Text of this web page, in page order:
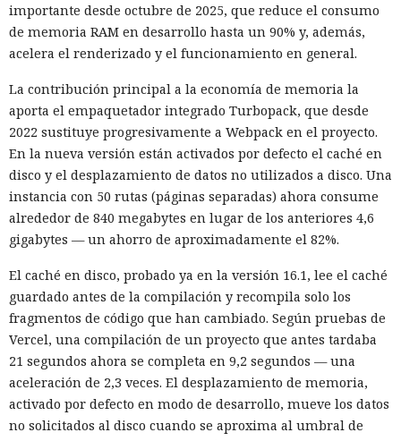
importante desde octubre de 2025, que reduce el consumo
de memoria RAM en desarrollo hasta un 90% y, además,
acelera el renderizado y el funcionamiento en general.
La contribución principal a la economía de memoria la
aporta el empaquetador integrado Turbopack, que desde
2022 sustituye progresivamente a Webpack en el proyecto.
En la nueva versión están activados por defecto el caché en
disco y el desplazamiento de datos no utilizados a disco. Una
instancia con 50 rutas (páginas separadas) ahora consume
alrededor de 840 megabytes en lugar de los anteriores 4,6
gigabytes — un ahorro de aproximadamente el 82%.
El caché en disco, probado ya en la versión 16.1, lee el caché
guardado antes de la compilación y recompila solo los
fragmentos de código que han cambiado. Según pruebas de
Vercel, una compilación de un proyecto que antes tardaba
21 segundos ahora se completa en 9,2 segundos — una
aceleración de 2,3 veces. El desplazamiento de memoria,
activado por defecto en modo de desarrollo, mueve los datos
no solicitados al disco cuando se aproxima al umbral de